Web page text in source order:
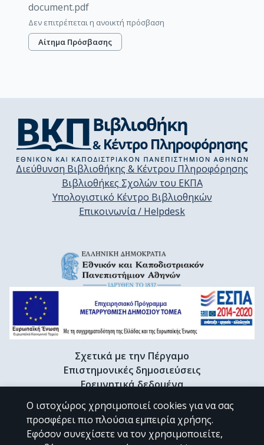
document.pdf
Δεν επιτρέπεται η ανοικτή πρόσβαση
Αίτημα Πρόσβασης
Διεύθυνση Βιβλιοθήκης & Κέντρου Πληροφόρησης
Βιβλιοθήκες Σχολών του ΕΚΠΑ
Υπολογιστικό Κέντρο Βιβλιοθηκών
Επικοινωνία / Helpdesk
Σχετικά με την Πέργαμο
Επιστημονικές δημοσιεύσεις
Ερευνητικά δεδομένα
Διδακτορικές διατριβές & Γκρίζα βιβλιογραφία
Προφίλ Ερευνητή
Ο ιστοχώρος χρησιμοποιεί cookies για να σας
προσφέρει πιο πλούσια εμπειρία χρήσης.
Εφόσον συνεχίσετε να τον χρησιμοποιείτε,